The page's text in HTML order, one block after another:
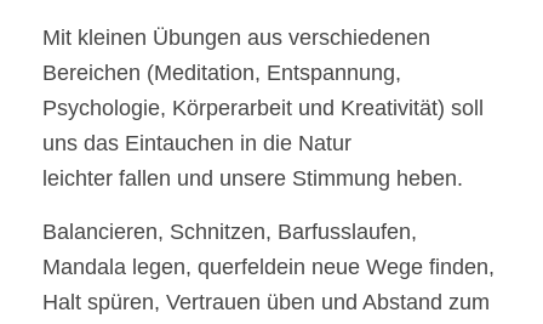
Mit kleinen Übungen aus verschiedenen
Bereichen (Meditation, Entspannung,
Psychologie, Körperarbeit und Kreativität) soll
uns das Eintauchen in die Natur
leichter fallen und unsere Stimmung heben.
Balancieren, Schnitzen, Barfusslaufen,
Mandala legen, querfeldein neue Wege finden,
Halt spüren, Vertrauen üben und Abstand zum